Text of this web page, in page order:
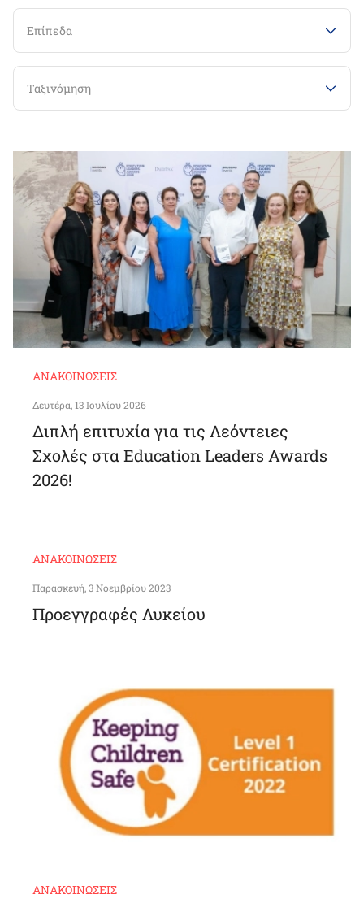
Επίπεδα
Ταξινόμηση
ΑΝΑΚΟΙΝΏΣΕΙΣ
Δευτέρα, 13 Ιουλίου 2026
Διπλή επιτυχία για τις Λεόντειες
Σχολές στα Education Leaders Awards
2026!
ΑΝΑΚΟΙΝΏΣΕΙΣ
Παρασκευή, 3 Νοεμβρίου 2023
Προεγγραφές Λυκείου
ΑΝΑΚΟΙΝΏΣΕΙΣ